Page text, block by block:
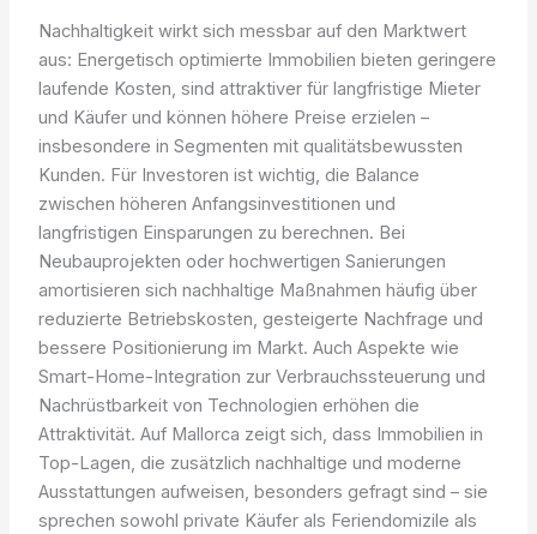
Nachhaltigkeit wirkt sich messbar auf den Marktwert
aus: Energetisch optimierte Immobilien bieten geringere
laufende Kosten, sind attraktiver für langfristige Mieter
und Käufer und können höhere Preise erzielen –
insbesondere in Segmenten mit qualitätsbewussten
Kunden. Für Investoren ist wichtig, die Balance
zwischen höheren Anfangsinvestitionen und
langfristigen Einsparungen zu berechnen. Bei
Neubauprojekten oder hochwertigen Sanierungen
amortisieren sich nachhaltige Maßnahmen häufig über
reduzierte Betriebskosten, gesteigerte Nachfrage und
bessere Positionierung im Markt. Auch Aspekte wie
Smart-Home-Integration zur Verbrauchssteuerung und
Nachrüstbarkeit von Technologien erhöhen die
Attraktivität. Auf Mallorca zeigt sich, dass Immobilien in
Top-Lagen, die zusätzlich nachhaltige und moderne
Ausstattungen aufweisen, besonders gefragt sind – sie
sprechen sowohl private Käufer als Feriendomizile als